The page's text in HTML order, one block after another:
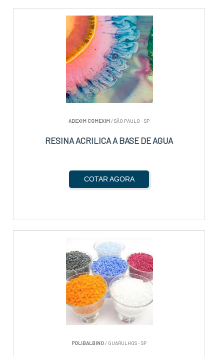
ADEXIM COMEXIM/ SÃO PAULO - SP
RESINA ACRILICA A BASE DE AGUA
COTAR AGORA
POLIBALBINO/ GUARULHOS - SP